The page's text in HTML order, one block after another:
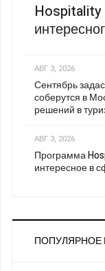
Hospitality
АВГ 3, 2026
Сентябрь
соберутся в
решений в
АВГ 3, 2026
Программа
интересное в
ПОПУЛЯРНОЕ